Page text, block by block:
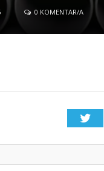
0 KOMENTAR/A